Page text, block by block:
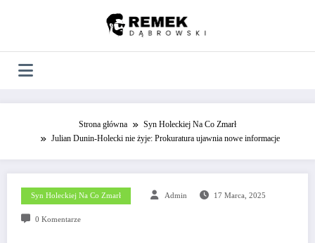
Strona główna
Syn Holeckiej Na Co Zmarł
Julian Dunin-Holecki nie żyje: Prokuratura ujawnia nowe informacje
Syn Holeckiej Na Co Zmarł Admin 17 Marca, 2025
0 Komentarze